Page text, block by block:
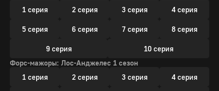
1 серия
2 серия 3 серия 4 серия
5 серия 6 серия 7 серия 8 серия
9 серия
10 серия
Форс-мажоры: Лос-Анджелес 1 сезон
1 серия
2 серия 3 серия 4 серия